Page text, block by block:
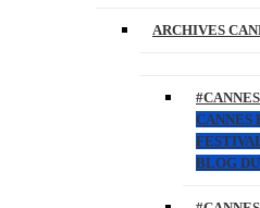
ARCHIVES
CANNES
BLOG